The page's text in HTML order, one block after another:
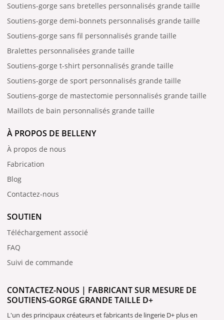
Soutiens-gorge sans bretelles personnalisés grande taille
Soutiens-gorge demi-bonnets personnalisés grande taille
Soutiens-gorge sans fil personnalisés grande taille
Bralettes personnalisées grande taille
Soutiens-gorge t-shirt personnalisés grande taille
Soutiens-gorge de sport personnalisés grande taille
Soutiens-gorge de mastectomie personnalisés grande taille
Maillots de bain personnalisés grande taille
À PROPOS DE BELLENY
À propos de nous
Fabrication
Blog
Contactez-nous
SOUTIEN
Téléchargement associé
FAQ
Suivi de commande
CONTACTEZ-NOUS | FABRICANT SUR MESURE DE
SOUTIENS-GORGE GRANDE TAILLE D+
L'un des principaux créateurs et fabricants de lingerie D+ plus en